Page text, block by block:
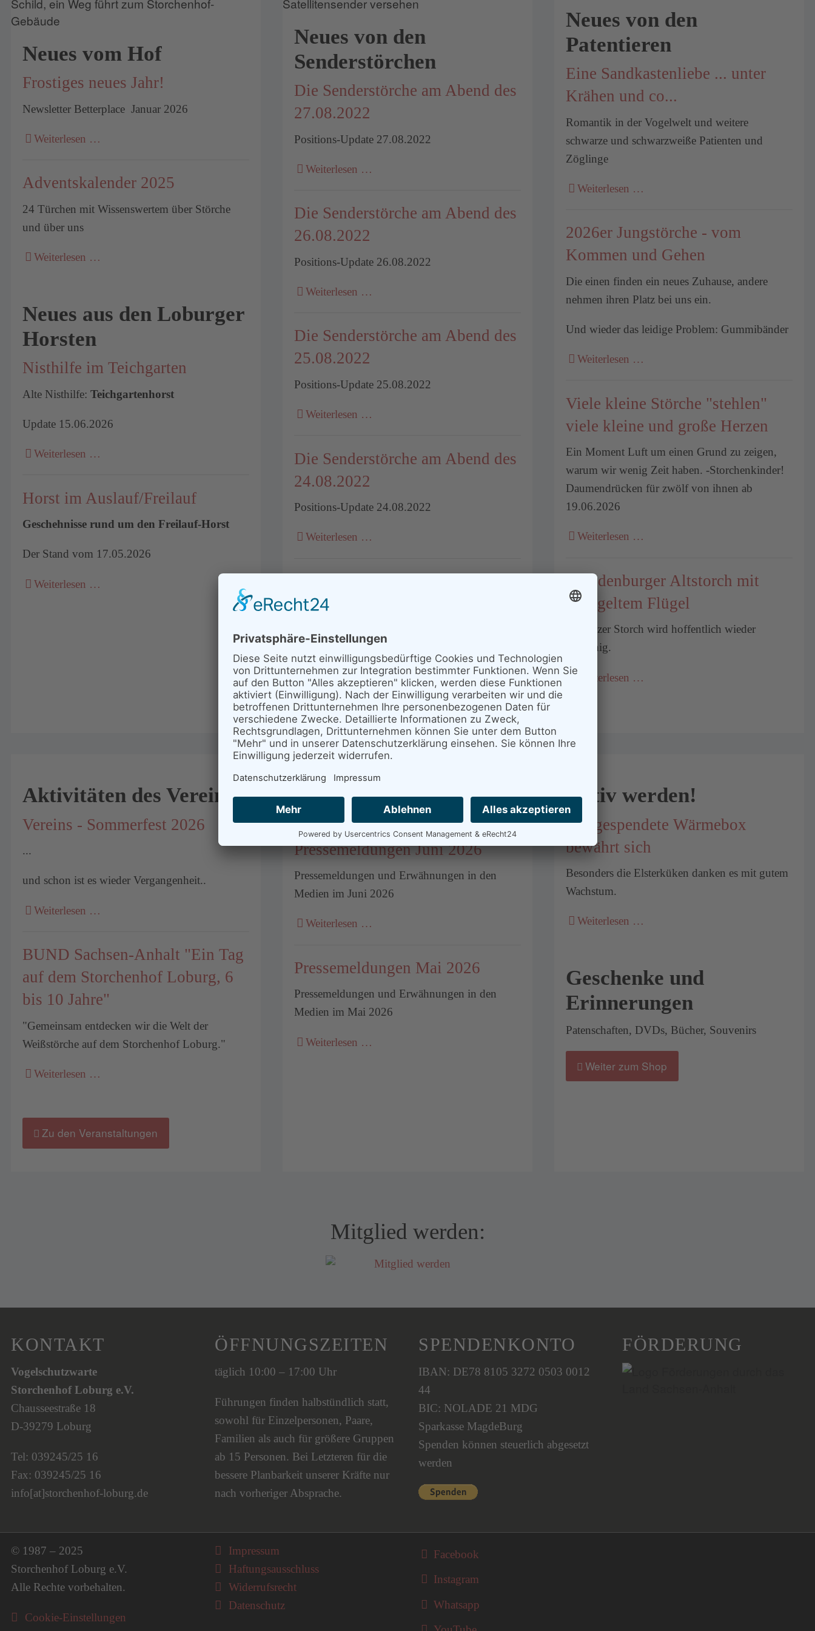
Neues vom Hof
Frostiges neues Jahr!
Newsletter Betterplace Januar 2026
Weiterlesen …
Adventskalender 2025
24 Türchen mit Wissenswertem über Störche
und über uns
Weiterlesen …
Neues aus den Loburger
Horsten
Nisthilfe im Teichgarten
Alte Nisthilfe: Teichgartenhorst
Update 15.06.2026
Weiterlesen …
Horst im Auslauf/Freilauf
Geschehnisse rund um den Freilauf-Horst
Der Stand vom 17.05.2026
Weiterlesen …
Neues von den
Senderstörchen
Die Senderstörche am Abend des
27.08.2022
Positions-Update 27.08.2022
Weiterlesen …
Die Senderstörche am Abend des
26.08.2022
Positions-Update 26.08.2022
Weiterlesen …
Die Senderstörche am Abend des
25.08.2022
Positions-Update 25.08.2022
Weiterlesen …
Die Senderstörche am Abend des
24.08.2022
Positions-Update 24.08.2022
Weiterlesen …
23.08.2022
Weiterlesen …
Neues von den
Patentieren
Eine Sandkastenliebe ... unter
Krähen und co...
Romantik in der Vogelwelt und weitere
schwarze und schwarzweiße Patienten und
Zöglinge
Weiterlesen …
2026er Jungstörche - vom
Kommen und Gehen
Die einen finden ein neues Zuhause, andere
nehmen ihren Platz bei uns ein.
Und wieder das leidige Problem: Gummibänder
Weiterlesen …
Viele kleine Störche "stehlen"
viele kleine und große Herzen
Ein Moment Luft um einen Grund zu zeigen,
warum wir wenig Zeit haben. -Storchenkinder!
Daumendrücken für zwölf von ihnen ab
19.06.2026
Weiterlesen …
Brandenburger Altstorch mit
genageltem Flügel
Prignitzer Storch wird hoffentlich wieder
flugfähig.
Weiterlesen …
Aktivitäten des Vereins
Vereins - Sommerfest 2026
...
und schon ist es wieder Vergangenheit..
Weiterlesen …
BUND Sachsen-Anhalt "Ein Tag
auf dem Storchenhof Loburg, 6
bis 10 Jahre"
"Gemeinsam entdecken wir die Welt der
Weißstörche auf dem Storchenhof Loburg."
Weiterlesen …
Zu den Veranstaltungen
Der Storchenhof in den
Medien
Pressemeldungen Juni 2026
Pressemeldungen und Erwähnungen in den
Medien im Juni 2026
Weiterlesen …
Pressemeldungen Mai 2026
Pressemeldungen und Erwähnungen in den
Medien im Mai 2026
Weiterlesen …
Aktiv werden!
Die gespendete Wärmebox
bewährt sich
Besonders die Elsterküken danken es mit gutem
Wachstum.
Weiterlesen …
Geschenke und
Erinnerungen
Patenschaften, DVDs, Bücher, Souvenirs
Weiter zum Shop
Mitglied werden:
KONTAKT
Vogelschutzwarte
Storchenhof Loburg e.V.
Chausseestraße 18
D-39279 Loburg
Tel: 039245/25 16
Fax: 039245/25 16
info[at]storchenhof-loburg.de
ÖFFNUNGSZEITEN
täglich 10:00 – 17:00 Uhr
Führungen finden halbstündlich statt,
sowohl für Einzelpersonen, Paare,
Familien als auch für größere Gruppen
ab 15 Personen. Bei Letzteren für die
bessere Planbarkeit unserer Kräfte nur
nach vorheriger Absprache.
SPENDENKONTO
IBAN: DE78 8105 3272 0503 0012
44
BIC: NOLADE 21 MDG
Sparkasse MagdeBurg
Spenden können steuerlich abgesetzt
werden
FÖRDERUNG
© 1987 – 2025
Storchenhof Loburg e.V.
Alle Rechte vorbehalten.
Cookie-Einstellungen
Navigation überspringen
Impressum
Haftungsausschluss
Widerrufsrecht
Datenschutz
Facebook
Instagram
Whatsapp